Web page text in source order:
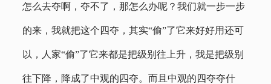
怎么去夺啊，夺不了，那怎么办呢？我们就一步一步
的来，我就把这个四夺，其实“偷”了它来好好用还可
以，人家“偷”了它来都是把级别往上升，我是把级别
往下降，降成了中观的四夺。而且中观的四夺夺什